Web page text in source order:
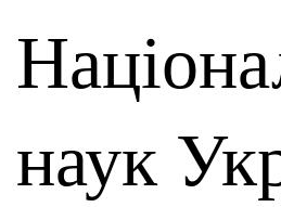
наук